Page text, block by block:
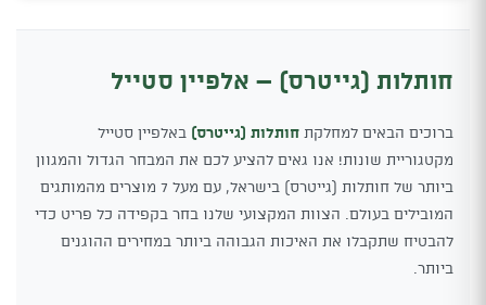
חותלות (גייטרס) – אלפיין סטייל
ברוכים הבאים למחלקת חותלות (גייטרס) באלפיין סטייל
מקטגוריית שונות! אנו גאים להציע לכם את המבחר הגדול והמגוון
ביותר של חותלות (גייטרס) בישראל, עם מעל 7 מוצרים מהמותגים
המובילים בעולם. הצוות המקצועי שלנו בחר בקפידה כל פריט כדי
להבטיח שתקבלו את האיכות הגבוהה ביותר במחירים ההוגנים
ביותר.